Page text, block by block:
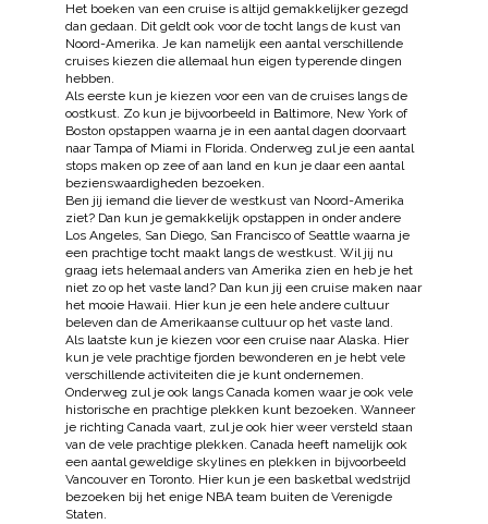
Het boeken van een cruise is altijd gemakkelijker gezegd
dan gedaan. Dit geldt ook voor de tocht langs de kust van
Noord-Amerika. Je kan namelijk een aantal verschillende
cruises kiezen die allemaal hun eigen typerende dingen
hebben.
Als eerste kun je kiezen voor een van de cruises langs de
oostkust. Zo kun je bijvoorbeeld in Baltimore, New York of
Boston opstappen waarna je in een aantal dagen doorvaart
naar Tampa of Miami in Florida. Onderweg zul je een aantal
stops maken op zee of aan land en kun je daar een aantal
bezienswaardigheden bezoeken.
Ben jij iemand die liever de westkust van Noord-Amerika
ziet? Dan kun je gemakkelijk opstappen in onder andere
Los Angeles, San Diego, San Francisco of Seattle waarna je
een prachtige tocht maakt langs de westkust. Wil jij nu
graag iets helemaal anders van Amerika zien en heb je het
niet zo op het vaste land? Dan kun jij een cruise maken naar
het mooie Hawaii. Hier kun je een hele andere cultuur
beleven dan de Amerikaanse cultuur op het vaste land.
Als laatste kun je kiezen voor een cruise naar Alaska. Hier
kun je vele prachtige fjorden bewonderen en je hebt vele
verschillende activiteiten die je kunt ondernemen.
Onderweg zul je ook langs Canada komen waar je ook vele
historische en prachtige plekken kunt bezoeken. Wanneer
je richting Canada vaart, zul je ook hier weer versteld staan
van de vele prachtige plekken. Canada heeft namelijk ook
een aantal geweldige skylines en plekken in bijvoorbeeld
Vancouver en Toronto. Hier kun je een basketbal wedstrijd
bezoeken bij het enige NBA team buiten de Verenigde
Staten.